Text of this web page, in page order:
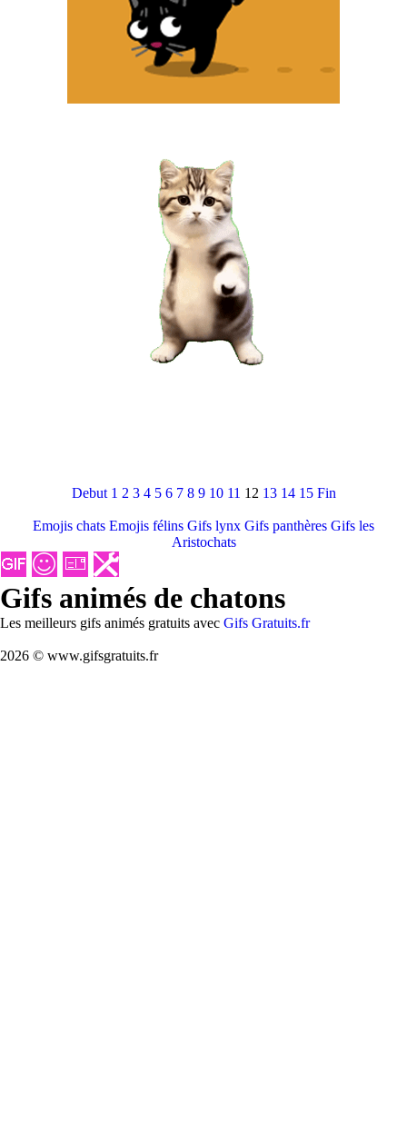
Debut 1 2 3 4 5 6 7 8 9 10 11 12 13 14 15 Fin
Emojis chats Emojis félins Gifs lynx Gifs panthères Gifs les
Aristochats
Gifs animés de chatons
Les meilleurs gifs animés gratuits avec Gifs Gratuits.fr
2026 © www.gifsgratuits.fr